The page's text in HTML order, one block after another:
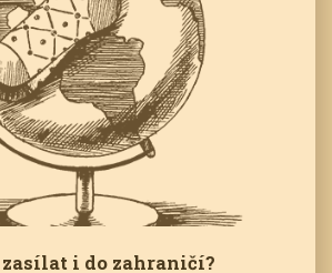
i do zahraničí?